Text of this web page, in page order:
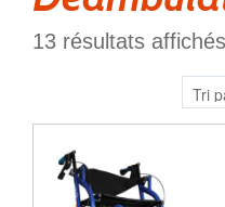
13 résultats affichés